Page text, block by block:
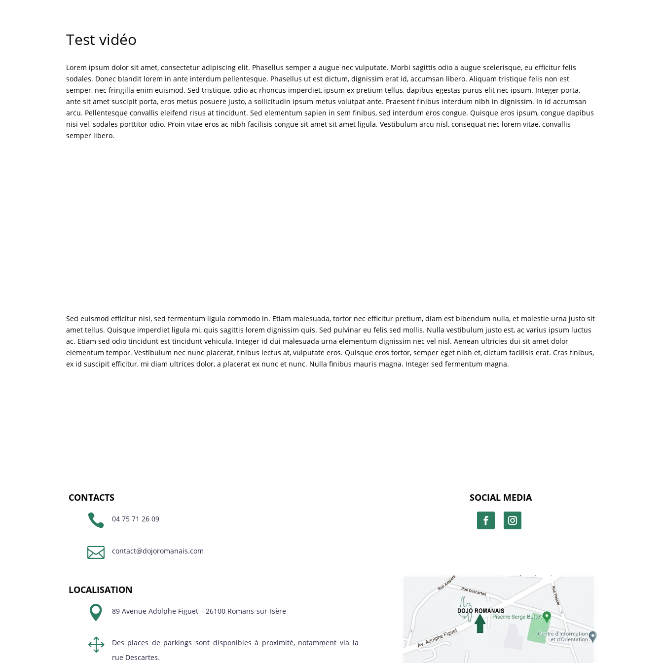
Test vidéo
Lorem ipsum dolor sit amet, consectetur adipiscing elit. Phasellus semper a augue nec vulputate. Morbi sagittis odio a augue scelerisque, eu efficitur felis
sodales. Donec blandit lorem in ante interdum pellentesque. Phasellus ut est dictum, dignissim erat id, accumsan libero. Aliquam tristique felis non est
semper, nec fringilla enim euismod. Sed tristique, odio ac rhoncus imperdiet, ipsum ex pretium tellus, dapibus egestas purus elit nec ipsum. Integer porta,
ante sit amet suscipit porta, eros metus posuere justo, a sollicitudin ipsum metus volutpat ante. Praesent finibus interdum nibh in dignissim. In id accumsan
arcu. Pellentesque convallis eleifend risus at tincidunt. Sed elementum sapien in sem finibus, sed interdum eros congue. Quisque eros ipsum, congue dapibus
nisi vel, sodales porttitor odio. Proin vitae eros ac nibh facilisis congue sit amet sit amet ligula. Vestibulum arcu nisl, consequat nec lorem vitae, convallis
semper libero.
Sed euismod efficitur nisi, sed fermentum ligula commodo in. Etiam malesuada, tortor nec efficitur pretium, diam est bibendum nulla, et molestie urna justo sit
amet tellus. Quisque imperdiet ligula mi, quis sagittis lorem dignissim quis. Sed pulvinar eu felis sed mollis. Nulla vestibulum justo est, ac varius ipsum luctus
ac. Etiam sed odio tincidunt est tincidunt vehicula. Integer id dui malesuada urna elementum dignissim nec vel nisl. Aenean ultricies dui sit amet dolor
elementum tempor. Vestibulum nec nunc placerat, finibus lectus at, vulputate eros. Quisque eros tortor, semper eget nibh et, dictum facilisis erat. Cras finibus,
ex id suscipit efficitur, mi diam ultrices dolor, a placerat ex nunc et nunc. Nulla finibus mauris magna. Integer sed fermentum magna.
CONTACTS
 04 75 71 26 09
 contact@dojoromanais.com
SOCIAL MEDIA
LOCALISATION
 89 Avenue Adolphe Figuet – 26100 Romans-sur-Isère
1
Des places de parkings sont disponibles à proximité, notamment via la
rue Descartes.